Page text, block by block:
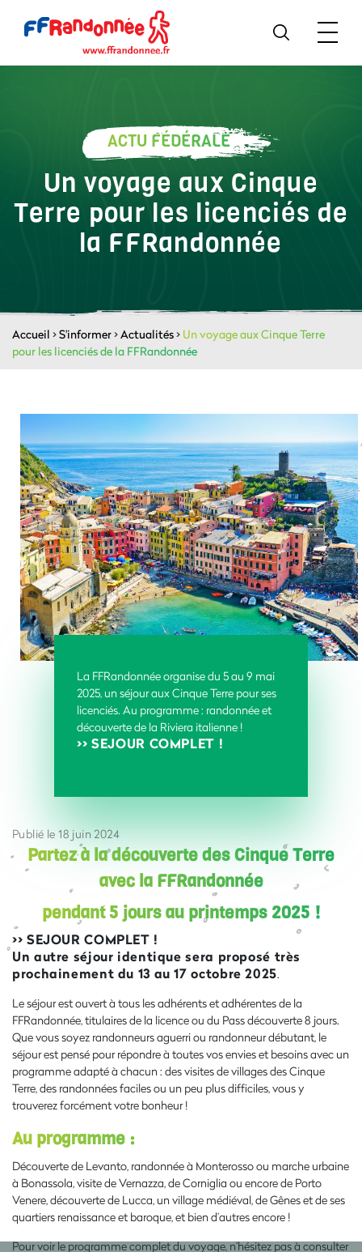
ACTU FÉDÉRALE
Un voyage aux Cinque
Terre pour les licenciés de
la FFRandonnée
Accueil >S'informer>Actualités> Un voyage aux Cinque Terre
pour les licenciés de la FFRandonnée
La FFRandonnée organise du 5 au 9 mai
2025, un séjour aux Cinque Terre pour ses
licenciés. Au programme : randonnée et
découverte de la Riviera italienne !
>> SEJOUR COMPLET !
Publié le 18 juin 2024
Partez à la découverte des Cinque Terre
avec la FFRandonnée
pendant 5 jours au printemps 2025 !
>> SEJOUR COMPLET !
Un autre séjour identique sera proposé très
prochainement du 13 au 17 octobre 2025.
Le séjour est ouvert à tous les adhérents et adhérentes de la
FFRandonnée, titulaires de la licence ou du Pass découverte 8 jours.
Que vous soyez randonneurs aguerri ou randonneur débutant, le
séjour est pensé pour répondre à toutes vos envies et besoins avec un
programme adapté à chacun : des visites de villages des Cinque
Terre, des randonnées faciles ou un peu plus difficiles, vous y
trouverez forcément votre bonheur !
Au programme :
Découverte de Levanto, randonnée à Monterosso ou marche urbaine
à Bonassola, visite de Vernazza, de Corniglia ou encore de Porto
Venere, découverte de Lucca, un village médiéval, de Gênes et de ses
quartiers renaissance et baroque, et bien d’autres encore !
Pour voir le programme complet du voyage, n’hésitez pas à consulter